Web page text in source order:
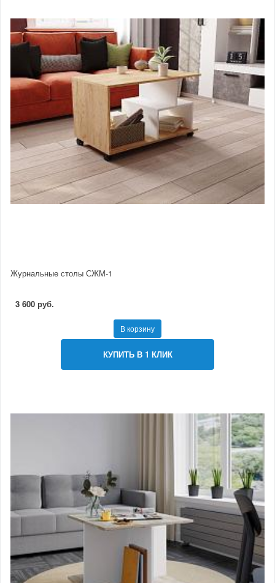
Журнальные столы СЖМ-1
3 600 руб.
В корзину
КУПИТЬ В 1 КЛИК